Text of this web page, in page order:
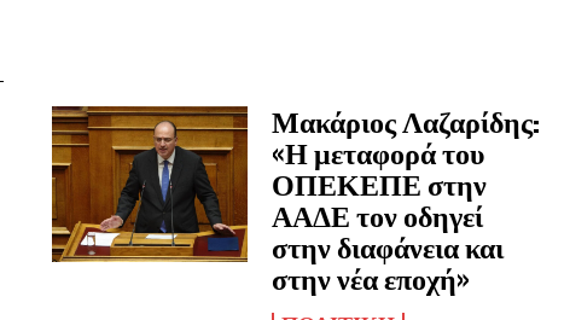
Μακάριος Λαζαρίδης:
«Η μεταφορά του
ΟΠΕΚΕΠΕ στην
ΑΑΔΕ τον οδηγεί
στην διαφάνεια και
στην νέα εποχή»